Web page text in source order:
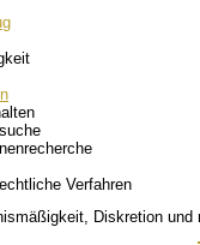
Verfahren
Diskretion